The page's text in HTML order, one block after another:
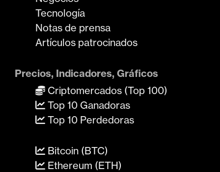
Tecnología
Notas de prensa
Artículos patrocinados
Precios, Indicadores, Gráficos
Criptomercados (Top 100)
Top 10 Ganadoras
Top 10 Perdedoras
Bitcoin (BTC)
Ethereum (ETH)